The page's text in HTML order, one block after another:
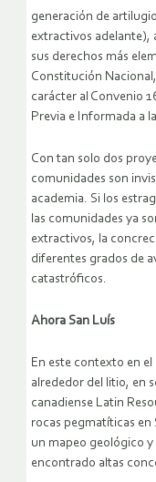
generación de
extractivos adelante),
sus derechos más
Constitución
carácter al Convenio
Previa e Informada a
Con tan solo dos
comunidades son
academia. Si los
las comunidades ya
extractivos, la
diferentes grados de
catastróficos.
Ahora San Luís
En este contexto en
alrededor del litio, en
canadiense Latin
rocas pegmatíticas en
un mapeo geológico
encontrado altas